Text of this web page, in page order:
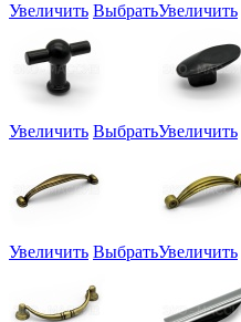
Увеличить ВыбратьУвеличить
Увеличить ВыбратьУвеличить
Увеличить ВыбратьУвеличить